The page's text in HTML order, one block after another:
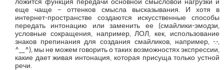
еще чаще – оттенков смысла высказывания. И хотя в
интернет-пространстве создаются искусственные способы
передать интонацию или заменить ее (смайлики-эмодзи,
условные сокращения, например, ЛОЛ, кек, использование
знаков препинания для создания смайликов, например, -.-,
^__^), мы не можем говорить о таких возможностях экспрессии,
какие дает живая интонация, которая присуща только устной
речи.